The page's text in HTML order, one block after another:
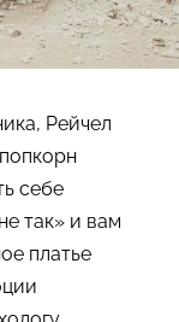
Рейчел
себе
так» и вам
платье